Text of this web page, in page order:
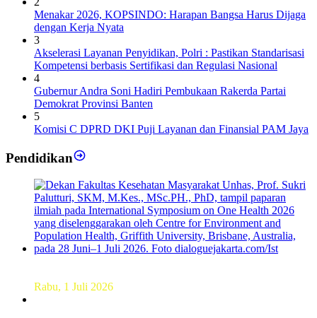
Menakar 2026, KOPSINDO: Harapan Bangsa Harus Dijaga
dengan Kerja Nyata
3
Akselerasi Layanan Penyidikan, Polri : Pastikan Standarisasi
Kompetensi berbasis Sertifikasi dan Regulasi Nasional
4
Gubernur Andra Soni Hadiri Pembukaan Rakerda Partai
Demokrat Provinsi Banten
5
Komisi C DPRD DKI Puji Layanan dan Finansial PAM Jaya
Pendidikan
Rabu, 1 Juli 2026